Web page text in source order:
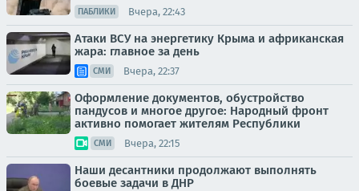
ПАБЛИКИ Вчера, 22:43
Атаки ВСУ на энергетику Крыма и африканская
жара: главное за день
СМИ Вчера, 22:37
Оформление документов, обустройство
пандусов и многое другое: Народный фронт
активно помогает жителям Республики
СМИ Вчера, 22:15
Наши десантники продолжают выполнять
боевые задачи в ДНР